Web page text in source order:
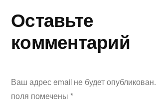
Оставьте
комментарий
Ваш адрес email не будет опубликован.
поля помечены *